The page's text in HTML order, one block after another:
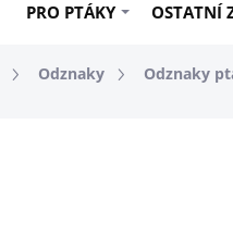
PRO PTÁKY OSTATNÍ
Odznaky Odznaky